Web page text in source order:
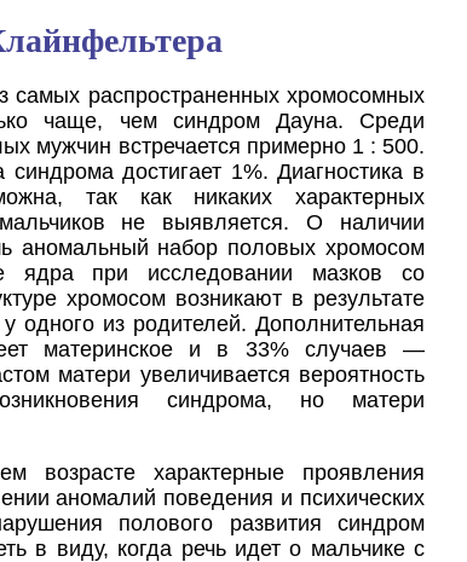
распространенных хромосомных
чаще, чем синдром Дауна. Среди
мужчин встречается примерно 1 : 500.
достигает 1%. Диагностика в
так как никаких характерных
не выявляется. О наличии
аномальный набор половых хромосом
ядра при исследовании мазков со
хромосом возникают в результате
одного из родителей. Дополнительная
материнское и в 33% случаев —
матери увеличивается вероятность
синдрома, но матери
возрасте характерные проявления
аномалий поведения и психических
полового развития синдром
в виду, когда речь идет о мальчике с